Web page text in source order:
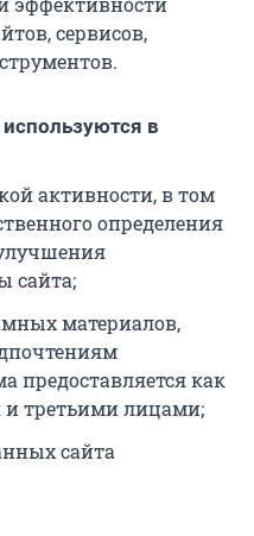
сервисов,
в
активности, в том
определения
сайта;
материалов,
предоставляется как
и третьими лицами;
сайта